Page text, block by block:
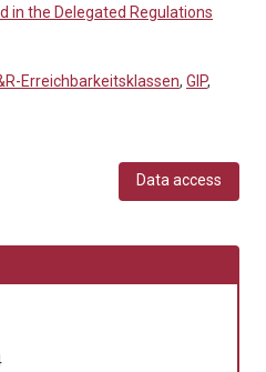
in the Delegated Regulations
Erreichbarkeitsklassen, GIP,
Data access